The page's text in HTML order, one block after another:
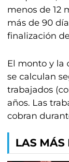
menos de 12
más de 90
finalización
El monto y la
se calculan
trabajados
años. Las
cobran
LAS MÁS